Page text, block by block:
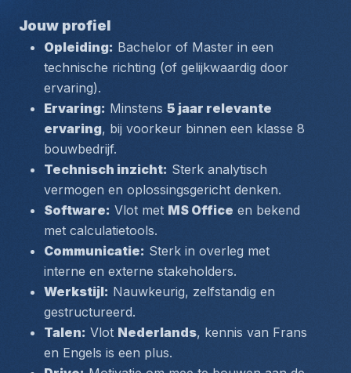
Jouw profiel
Opleiding: Bachelor of Master in een
technische richting (of gelijkwaardig door
ervaring).
Ervaring: Minstens 5 jaar relevante
ervaring, bij voorkeur binnen een klasse 8
bouwbedrijf.
Technisch inzicht: Sterk analytisch
vermogen en oplossingsgericht denken.
Software: Vlot met MS Office en bekend
met calculatietools.
Communicatie: Sterk in overleg met
interne en externe stakeholders.
Werkstijl: Nauwkeurig, zelfstandig en
gestructureerd.
Talen: Vlot Nederlands, kennis van Frans
en Engels is een plus.